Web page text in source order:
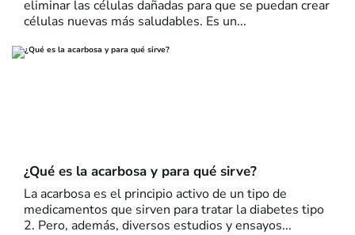
eliminar las células dañadas para que se puedan crear
células nuevas más saludables. Es un...
¿Qué es la acarbosa y para qué sirve?
La acarbosa es el principio activo de un tipo de
medicamentos que sirven para tratar la diabetes tipo
2. Pero, además, diversos estudios y ensayos...